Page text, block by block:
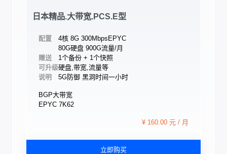
日本精品.大带宽.PCS.E型
配置 4核 8G 300Mbps EPYC
80G硬盘 900G流量/月
赠送
1个备份 + 1个快照
可升级硬盘,带宽,流量等
说明
5G防御 黑洞时间一小时
BGP大带宽
EPYC 7K62
¥ 160.00 元 / 月
立即购买